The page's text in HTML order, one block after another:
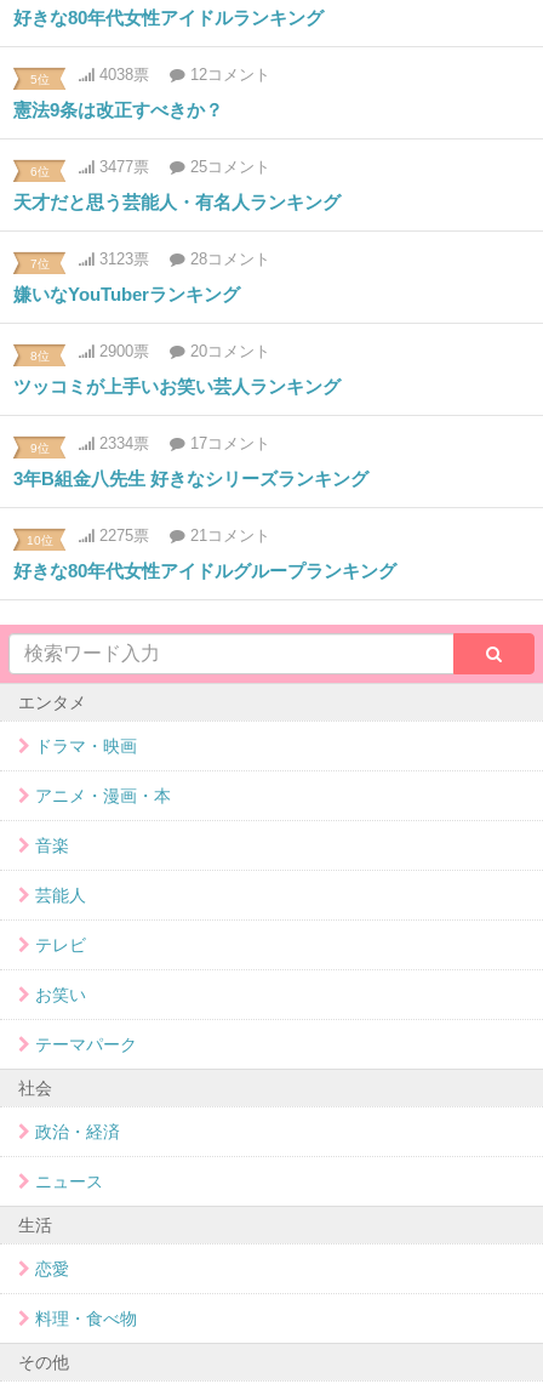
好きな80年代女性アイドルランキング
5位 4038票 12コメント
憲法9条は改正すべきか？
6位 3477票 25コメント
天才だと思う芸能人・有名人ランキング
7位 3123票 28コメント
嫌いなYouTuberランキング
8位 2900票 20コメント
ツッコミが上手いお笑い芸人ランキング
9位 2334票 17コメント
3年B組金八先生 好きなシリーズランキング
10位 2275票 21コメント
好きな80年代女性アイドルグループランキング
エンタメ
ドラマ・映画
アニメ・漫画・本
音楽
芸能人
テレビ
お笑い
テーマパーク
社会
政治・経済
ニュース
生活
恋愛
料理・食べ物
その他